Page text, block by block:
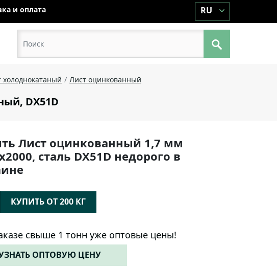
и оплата RU
холоднокатаный
Лист оцинкованный
DX51D
Лист оцинкованный 1,7 мм
сталь DX51D недорого в
КУПИТЬ ОТ 200 КГ
свыше 1 тонн уже оптовые цены!
ОПТОВУЮ ЦЕНУ